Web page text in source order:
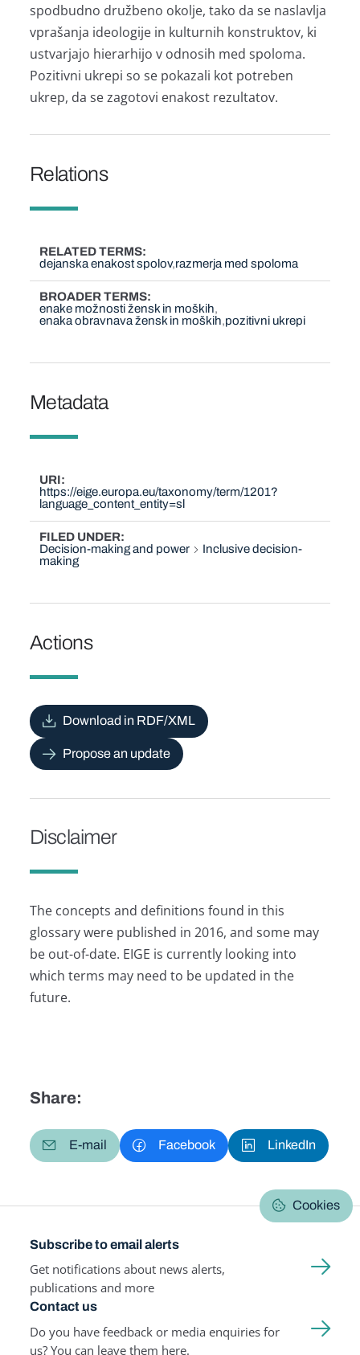
spodbudno družbeno okolje, tako da se naslavlja
vprašanja ideologije in kulturnih konstruktov, ki
ustvarjajo hierarhijo v odnosih med spoloma.
Pozitivni ukrepi so se pokazali kot potreben
ukrep, da se zagotovi enakost rezultatov.
Relations
RELATED TERMS
dejanska enakost spolov razmerja med spoloma
BROADER TERMS
enake možnosti žensk in moških
enaka obravnava žensk in moških pozitivni ukrepi
Metadata
URI
https://eige.europa.eu/taxonomy/term/1201?
language_content_entity=sl
FILED UNDER
Decision-making and power
Inclusive decision-
making
Actions
Download in RDF/XML
Propose an update
Disclaimer
The concepts and definitions found in this
glossary were published in 2016, and some may
be out-of-date. EIGE is currently looking into
which terms may need to be updated in the
future.
Share:
E-mail Facebook LinkedIn
Cookies
Subscribe to email alerts
Get notifications about news alerts,
publications and more
Contact us
Do you have feedback or media enquiries for
us? You can leave them here.